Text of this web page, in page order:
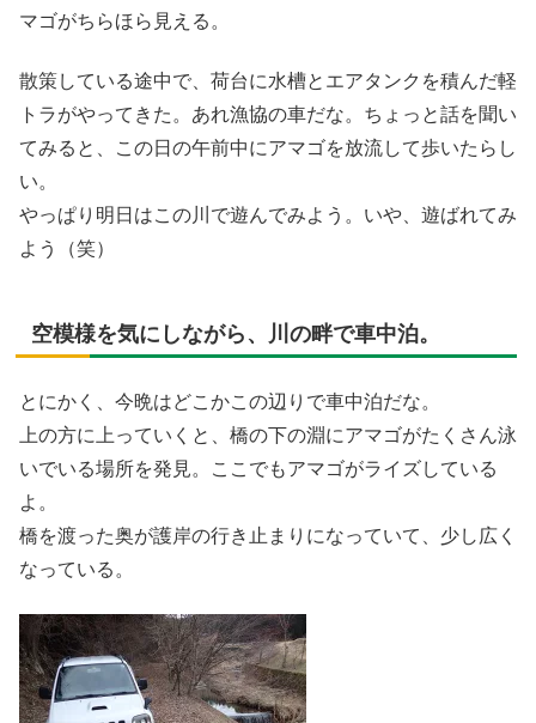
マゴがちらほら見える。
散策している途中で、荷台に水槽とエアタンクを積んだ軽
トラがやってきた。あれ漁協の車だな。ちょっと話を聞い
てみると、この日の午前中にアマゴを放流して歩いたらし
い。
やっぱり明日はこの川で遊んでみよう。いや、遊ばれてみ
よう（笑）
空模様を気にしながら、川の畔で車中泊。
とにかく、今晩はどこかこの辺りで車中泊だな。
上の方に上っていくと、橋の下の淵にアマゴがたくさん泳
いでいる場所を発見。ここでもアマゴがライズしている
よ。
橋を渡った奥が護岸の行き止まりになっていて、少し広く
なっている。